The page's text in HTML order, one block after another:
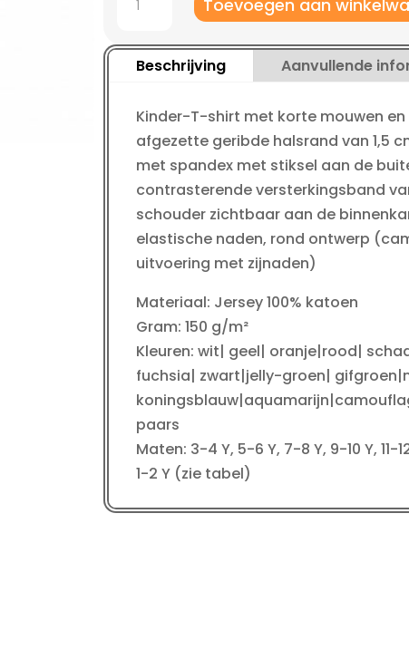
Sunset
Kids
aantal
Toevoegen aan
Beschrijving Aanvullende
Kinder-T-shirt met korte mouwen
afgezette geribde halsrand van 1,5
met spandex met stiksel aan de
contrasterende versterkingsband
schouder zichtbaar aan de
elastische naden, rond ontwerp
uitvoering met zijnaden)
Materiaal: Jersey 100% katoen
Gram: 150 g/m²
Kleuren: wit| geel| oranje|rood|
fuchsia| zwart|jelly-groen|
paars
Maten: 3-4 Y, 5-6 Y, 7-8 Y, 9-10 Y, 11-
1-2 Y (zie tabel)